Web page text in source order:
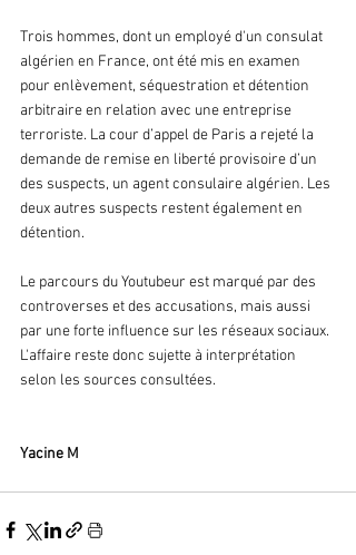
Trois hommes, dont un employé d'un consulat
algérien en France, ont été mis en examen
pour enlèvement, séquestration et détention
arbitraire en relation avec une entreprise
terroriste. La cour d’appel de Paris a rejeté la
demande de remise en liberté provisoire d’un
des suspects, un agent consulaire algérien. Les
deux autres suspects restent également en
détention.
Le parcours du Youtubeur est marqué par des
controverses et des accusations, mais aussi
par une forte influence sur les réseaux sociaux.
L'affaire reste donc sujette à interprétation
selon les sources consultées.
Yacine M